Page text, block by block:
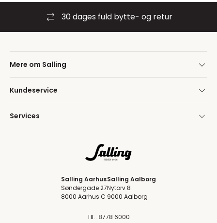
30 dages fuld bytte- og retur
Mere om Salling
Kundeservice
Services
Salling Aarhus
Søndergade 27
8000 Aarhus C
Salling Aalborg
Nytorv 8
9000 Aalborg
Tlf.: 8778 6000